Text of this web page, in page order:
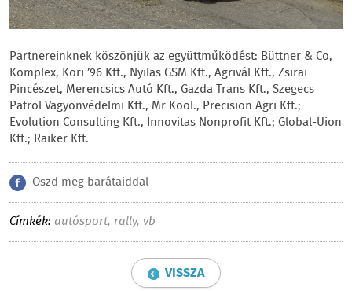
Partnereinknek köszönjük az együttműködést: Büttner & Co,
Komplex, Kori ’96 Kft., Nyilas GSM Kft., Agrivál Kft., Zsirai
Pincészet, Merencsics Autó Kft., Gazda Trans Kft., Szegecs
Patrol Vagyonvédelmi Kft., Mr Kool., Precision Agri Kft.;
Evolution Consulting Kft., Innovitas Nonprofit Kft.; Global-Uion
Kft.; Raiker Kft.
Oszd meg barátaiddal
Címkék: autósport, rally, vb
VISSZA